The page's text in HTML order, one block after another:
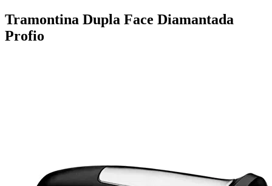
Tramontina Dupla Face Diamantada
Profio